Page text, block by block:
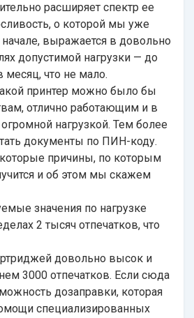
расширяет спектр ее
о которой мы уже
выражается в довольно
допустимой нагрузки — до
месяц, что не мало.
принтер можно было бы
отлично работающим и в
нагрузкой. Тем более
документы по ПИН-коду.
причины, по которым
и об этом мы скажем
значения по нагрузке
2 тысяч отпечатков, что
довольно высок и
3000 отпечатков. Если сюда
дозаправки, которая
специализированных